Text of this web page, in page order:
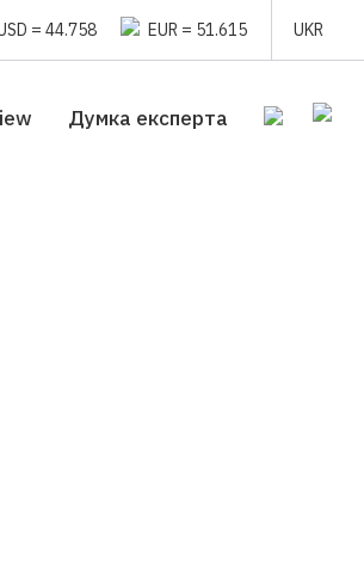
= 44.758 EUR = 51.615 UKR
Думка експерта